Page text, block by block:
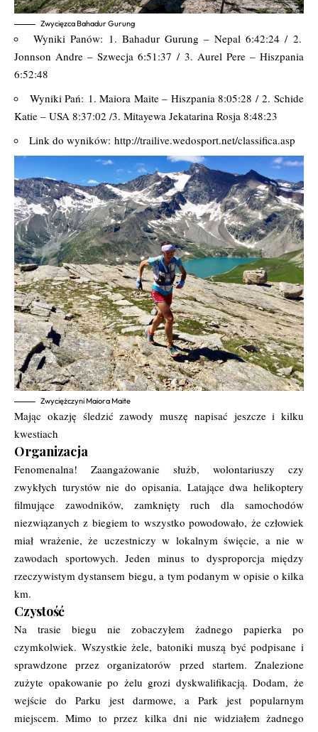
Zwycięzca Bahadur Gurung
Wyniki Panów: 1. Bahadur Gurung – Nepal 6:42:24 / 2.
Jonnson Andre – Szwecja 6:51:37 / 3. Aurel Pere – Hiszpania
6:52:48
Wyniki Pań: 1. Maiora Maite – Hiszpania 8:05:28 / 2. Schide
Katie – USA 8:37:02 /3. Mitayewa Jekatarina Rosja 8:48:23
Link do wyników: http://trailive.wedosport.net/classifica.asp
Zwyciężczyni Maiora Maite
Mając okazję śledzić zawody muszę napisać jeszcze i kilku
kwestiach
Organizacja
Fenomenalna! Zaangażowanie służb, wolontariuszy czy
zwykłych turystów nie do opisania. Latające dwa helikoptery
filmujące zawodników, zamknięty ruch dla samochodów
niezwiązanych z biegiem to wszystko powodowało, że człowiek
miał wrażenie, że uczestniczy w lokalnym święcie, a nie w
zawodach sportowych. Jeden minus to dysproporcja między
rzeczywistym dystansem biegu, a tym podanym w opisie o kilka
km.
Czystość
Na trasie biegu nie zobaczyłem żadnego papierka po
czymkolwiek. Wszystkie żele, batoniki muszą być podpisane i
sprawdzone przez organizatorów przed startem. Znalezione
zużyte opakowanie po żelu grozi dyskwalifikacją. Dodam, że
wejście do Parku jest darmowe, a Park jest popularnym
miejscem. Mimo to przez kilka dni nie widziałem żadnego